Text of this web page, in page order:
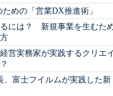
めの「営業DX推進術」
るには？ 新規事業を生むた
営実務家が実践するクリエイ
、富士フイルムが実践した新